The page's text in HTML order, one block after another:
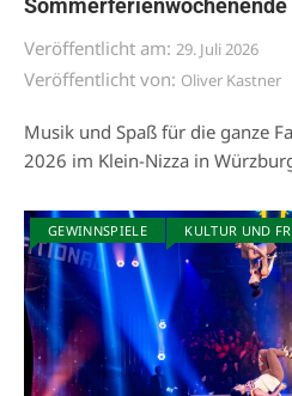
Sommerferienwochenende
Veröffentlicht am: 29. Juli 2026
Veröffentlicht von: Oliver Kastner
Musik und Spaß für die ganze
2026 im Klein-Nizza in
GEWINNSPIELE KULTUR UND